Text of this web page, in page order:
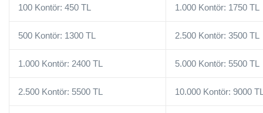
100 Kontör: 450 TL 1.000 Kontör: 1750 TL
500 Kontör: 1300 TL 2.500 Kontör: 3500 TL
1.000 Kontör: 2400 TL 5.000 Kontör: 5500 TL
2.500 Kontör: 5500 TL 10.000 Kontör: 9000